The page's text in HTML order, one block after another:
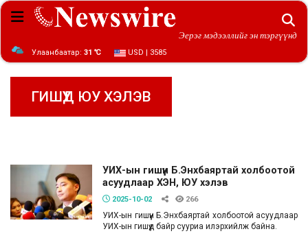
Эерэг мэдээллийг эн тэргүүнд
Улаанбаатар: 31 ℃ USD | 3585
ГИШҮҮД ЮУ ХЭЛЭВ
УИХ-ын гишүүн Б.Энхбаяртай холбоотой
асуудлаар ХЭН, ЮУ хэлэв
2025-10-02 266
УИХ-ын гишүүн Б.Энхбаяртай холбоотой асуудлаар
УИХ-ын гишүүд байр сууриа илэрхийлж байна.